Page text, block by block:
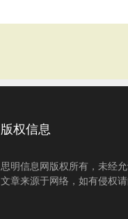
版权信息
思明信息网版权所有，未经
文章来源于网络，如有侵权请